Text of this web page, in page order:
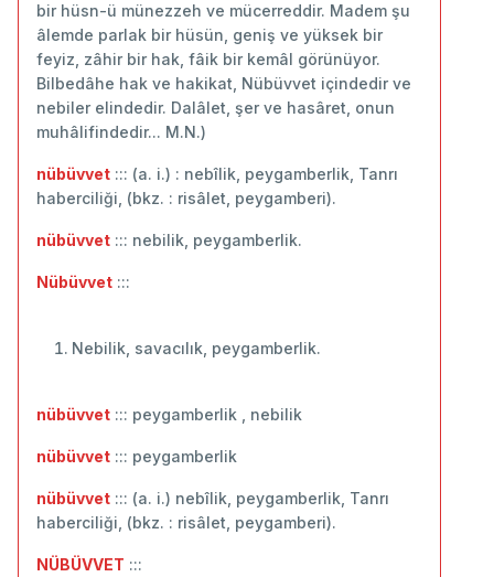
bir hüsn-ü münezzeh ve mücerreddir. Madem şu
âlemde parlak bir hüsün, geniş ve yüksek bir
feyiz, zâhir bir hak, fâik bir kemâl görünüyor.
Bilbedâhe hak ve hakikat, Nübüvvet içindedir ve
nebiler elindedir. Dalâlet, şer ve hasâret, onun
muhâlifindedir... M.N.)
nübüvvet ::: (a. i.) : nebîlik, peygamberlik, Tanrı
haberciliği, (bkz. : risâlet, peygamberi).
nübüvvet ::: nebilik, peygamberlik.
Nübüvvet :::
Nebilik, savacılık, peygamberlik.
nübüvvet ::: peygamberlik , nebilik
nübüvvet ::: ‬peygamberlik
nübüvvet ::: (a. i.) nebîlik, peygamberlik, Tanrı
haberciliği, (bkz. : risâlet, peygamberi).
NÜBÜVVET :::